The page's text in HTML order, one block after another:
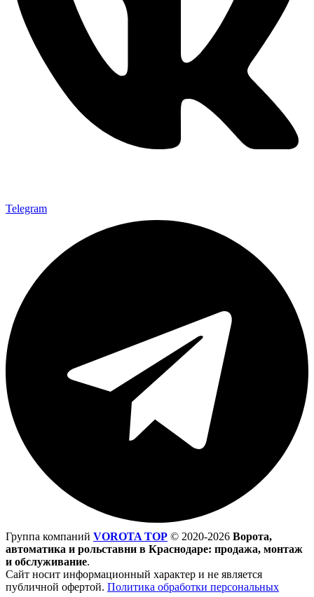
Telegram
Группа компаний VOROTA TOP © 2020-2026 Ворота,
автоматика и рольставни в Краснодаре: продажа, монтаж
и обслуживание.
Сайт носит информационный характер и не является
публичной офертой. Политика обработки персональных